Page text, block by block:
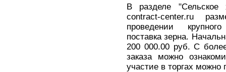
В разделе "Сельское
contract-center.ru
проведении
поставказерна. На
200 000.00 руб. С
заказа можно
участие в торгах можно